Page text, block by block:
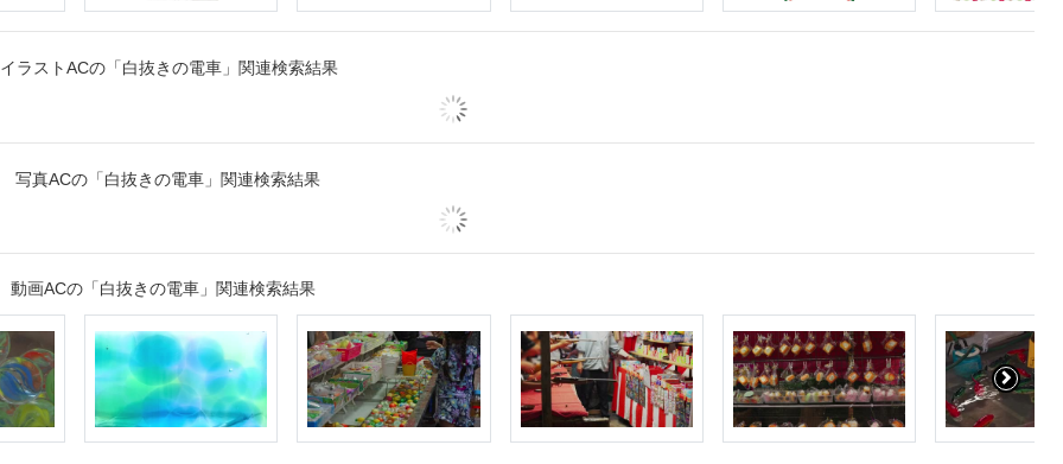
イラストACの「白抜きの電車」関連検索結果
写真ACの「白抜きの電車」関連検索結果
動画ACの「白抜きの電車」関連検索結果